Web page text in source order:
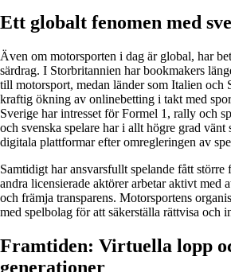
Ett globalt fenomen med
Även om motorsporten i dag är global, har
särdrag. I Storbritannien har bookmakers
till motorsport, medan länder som Italien och
kraftig ökning av onlinebetting i takt med
Sverige har intresset för Formel 1, rally och
och svenska spelare har i allt högre grad vänt
digitala plattformar efter omregleringen av
Samtidigt har ansvarsfullt spelande fått större
andra licensierade aktörer arbetar aktivt med
och främja transparens. Motorsportens
med spelbolag för att säkerställa rättvisa och
Framtiden: Virtuella lopp
generationer